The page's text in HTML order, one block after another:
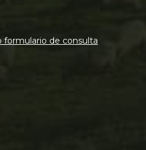
de consulta